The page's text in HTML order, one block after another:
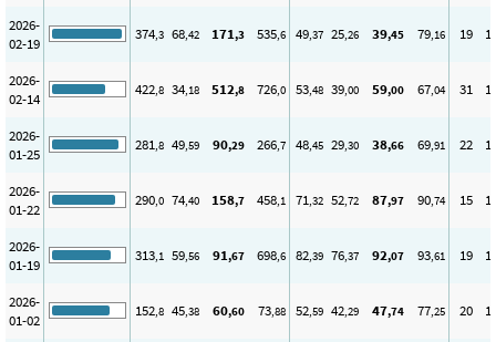
2026-
02-19
374,3 68,42 171,3 535,6 49,37 25,26 39,45 79,16 19
2026-
02-14
422,8 34,18 512,8 726,0 53,48 39,00 59,00 67,04 31
2026-
01-25
281,8 49,59 90,29 266,7 48,45 29,30 38,66 69,91 22
2026-
01-22
290,0 74,40 158,7 458,1 71,32 52,72 87,97 90,74 15
2026-
01-19
313,1 59,56 91,67 698,6 82,39 76,37 92,07 93,61 19
2026-
01-02
152,8 45,38 60,60 73,88 52,59 42,29 47,74 77,25 20